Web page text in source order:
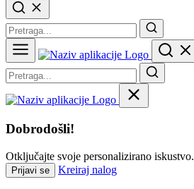
Dobrodošli!
Otključajte svoje personalizirano iskustvo.
Prijavi se Kreiraj nalog